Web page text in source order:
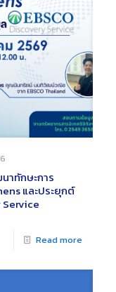
าทักษะการ
และประยุกต์
Service
Read more